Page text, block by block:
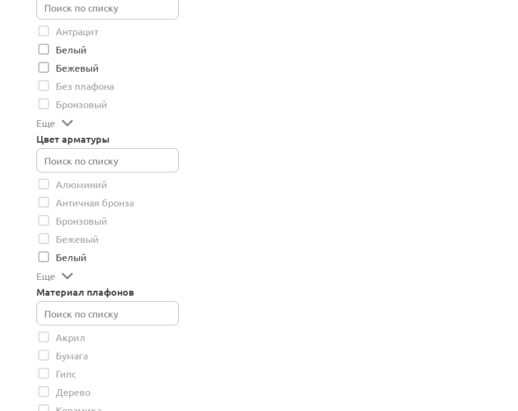
Антрацит
Белый
Бежевый
Без плафона
Бронзовый
Еще
Цвет арматуры
Алюминий
Античная бронза
Бронзовый
Бежевый
Белый
Еще
Материал плафонов
Акрил
Бумага
Гипс
Дерево